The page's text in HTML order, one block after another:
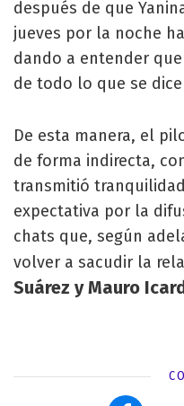
después de que
jueves por la noche
dando a entender
de todo lo que se
De esta manera, el
de forma indirecta,
transmitió
expectativa por la
chats que, según
volver a sacudir la
Suárez y Mauro